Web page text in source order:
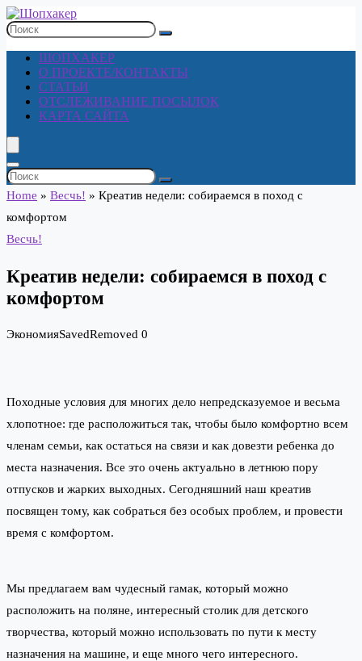
ШОПХАКЕР
О ПРОЕКТЕ/КОНТАКТЫ
СТАТЬИ
ОТСЛЕЖИВАНИЕ ПОСЫЛОК
КАРТА САЙТА
Home » Весчь! » Креатив недели: собираемся в поход с
комфортом
Весчь!
Креатив недели: собираемся в поход с
комфортом
ЭкономияSavedRemoved 0
Походные условия для многих дело непредсказуемое и весьма
хлопотное: где расположиться так, чтобы было комфортно всем
членам семьи, как остаться на связи и как довезти ребенка до
места назначения. Все это очень актуально в летнюю пору
отпусков и жарких выходных. Сегодняшний наш креатив
посвящен тому, как собраться без особых проблем, и провести
время с комфортом.
Мы предлагаем вам чудесный гамак, который можно
расположить на поляне, интересный столик для детского
творчества, который можно использовать по пути к месту
назначения на машине, и еще много чего интересного.